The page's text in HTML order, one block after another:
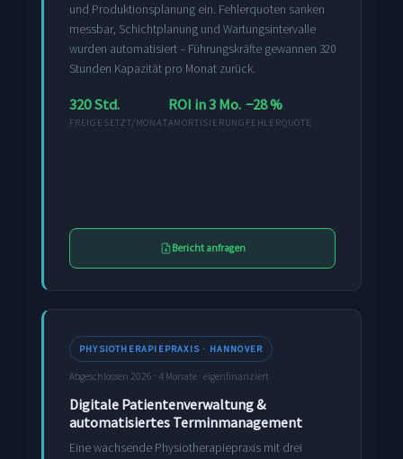
und Produktionsplanung ein. Fehlerquoten sanken
messbar, Schichtplanung und Wartungsintervalle
wurden automatisiert – Führungskräfte gewannen 320
Stunden Kapazität pro Monat zurück.
320 Std.
FREIGESETZT/MONAT
ROI in 3 Mo.
AMORTISIERUNG
−28 %
FEHLERQUOTE
Bericht anfragen
PHYSIOTHERAPIEPRAXIS · HANNOVER
Abgeschlossen 2026 · 4 Monate · eigenfinanziert
Digitale Patientenverwaltung &
automatisiertes Terminmanagement
Eine wachsende Physiotherapiepraxis mit drei